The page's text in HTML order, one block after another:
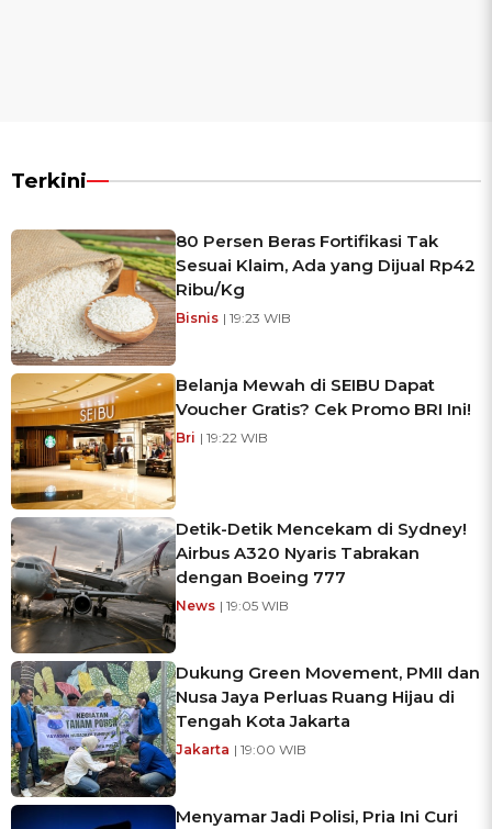
Terkini
80 Persen Beras Fortifikasi Tak
Sesuai Klaim, Ada yang Dijual Rp42
Ribu/Kg
Bisnis | 19:23 WIB
Belanja Mewah di SEIBU Dapat
Voucher Gratis? Cek Promo BRI Ini!
Bri | 19:22 WIB
Detik-Detik Mencekam di Sydney!
Airbus A320 Nyaris Tabrakan
dengan Boeing 777
News | 19:05 WIB
Dukung Green Movement, PMII dan
Nusa Jaya Perluas Ruang Hijau di
Tengah Kota Jakarta
Jakarta | 19:00 WIB
Menyamar Jadi Polisi, Pria Ini Curi